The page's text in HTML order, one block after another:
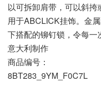
以可拆卸肩带，可以斜
用于ABCLICK挂饰。金
下搭配的铆钉锁，令每一
意大利制作
商品编号：
8BT283_9YM_F0C7L